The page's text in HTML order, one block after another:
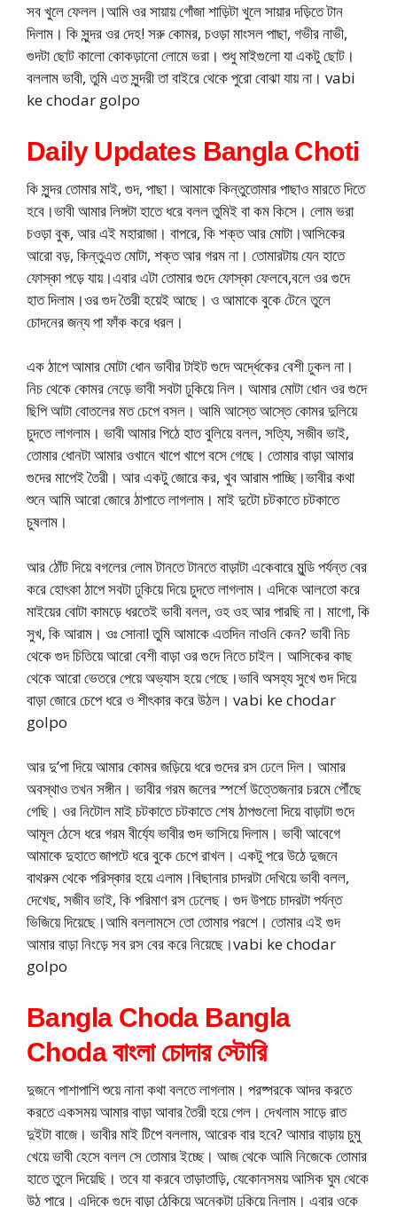
সব খুলে ফেলল।আমি ওর সায়ায় গোঁজা শাড়িটা খুলে সায়ার দড়িতে টান
দিলাম। কি সুন্দর ওর দেহ! সরু কোমর, চওড়া মাংসল পাছা, গভীর নাভী,
গুদটা ছোট কালো কোকড়ানো লোমে ভরা। শুধু মাইগুলো যা একটু ছোট।
বললাম ভাবী, তুমি এত সুন্দরী তা বাইরে থেকে পুরো বোঝা যায় না। vabi
ke chodar golpo
Daily Updates Bangla Choti
কি সুন্দর তোমার মাই, গুদ, পাছা। আমাকে কিন্তুতোমার পাছাও মারতে দিতে
হবে।ভাবী আমার লিঙ্গটা হাতে ধরে বলল তুমিই বা কম কিসে। লোম ভরা
চওড়া বুক, আর এই মহারাজা। বাপরে, কি শক্ত আর মোটা।আসিকের
আরো বড়, কিন্তুএত মোটা, শক্ত আর গরম না। তোমারটায় যেন হাতে
ফোস্কা পড়ে যায়।এবার এটা তোমার গুদে ফোস্কা ফেলবে,বলে ওর গুদে
হাত দিলাম।ওর গুদ তৈরী হয়েই আছে। ও আমাকে বুকে টেনে তুলে
চোদনের জন্য পা ফাঁক করে ধরল।
এক ঠাপে আমার মোটা ধোন ভাবীর টাইট গুদে অর্দ্ধেকের বেশী ঢুকল না।
নিচ থেকে কোমর নেড়ে ভাবী সবটা ঢুকিয়ে নিল। আমার মোটা ধোন ওর গুদে
ছিপি আটা বোতলের মত চেপে বসল। আমি আস্তে আস্তে কোমর দুলিয়ে
চুদতে লাগলাম। ভাবী আমার পিঠে হাত বুলিয়ে বলল, সত্যি, সজীব ভাই,
তোমার ধোনটা আমার ওখানে খাপে খাপে বসে গেছে। তোমার বাড়া আমার
গুদের মাপেই তৈরী। আর একটু জোরে কর, খুব আরাম পাচ্ছি।ভাবীর কথা
শুনে আমি আরো জোরে ঠাপাতে লাগলাম। মাই দুটো চটকাতে চটকাতে
চুষলাম।
আর ঠোঁট দিয়ে বগলের লোম টানতে টানতে বাড়াটা একেবারে মুন্ডি পর্যন্ত বের
করে হোৎকা ঠাপে সবটা ঢুকিয়ে দিয়ে চুদতে লাগলাম। এদিকে আলতো করে
মাইয়ের বোটা কামড়ে ধরতেই ভাবী বলল, ওহ ওহ আর পারছি না। মাগো, কি
সুখ, কি আরাম। ওঃ সোনা! তুমি আমাকে এতদিন নাওনি কেন? ভাবী নিচ
থেকে গুদ চিতিয়ে আরো বেশী বাড়া ওর গুদে নিতে চাইল। আসিকের কাছ
থেকে আরো ভেতরে পেয়ে অভ্যাস হয়ে গেছে।ভাবি অসহ্য সুখে গুদ দিয়ে
বাড়া জোরে চেপে ধরে ও শীৎকার করে উঠল। vabi ke chodar
golpo
আর দু’পা দিয়ে আমার কোমর জড়িয়ে ধরে গুদের রস ঢেলে দিল। আমার
অবস্থাও তখন সঙ্গীন। ভাবীর গরম জলের স্পর্শে উত্তেজনার চরমে পৌঁছে
গেছি। ওর নিটোল মাই চটকাতে চটকাতে শেষ ঠাপগুলো দিয়ে বাড়াটা গুদে
আমূল ঠেসে ধরে গরম বীর্য্যে ভাবীর গুদ ভাসিয়ে দিলাম। ভাবী আবেগে
আমাকে দুহাতে জাপটে ধরে বুকে চেপে রাখল। একটু পরে উঠে দুজনে
বাথরুম থেকে পরিস্কার হয়ে এলাম।বিছানার চাদরটা দেখিয়ে ভাবী বলল,
দেখেছ, সজীব ভাই, কি পরিমাণ রস ঢেলেছ। গুদ উপচে চাদরটা পর্যন্ত
ভিজিয়ে দিয়েছে।আমি বললামসে তো তোমার পরশে। তোমার এই গুদ
আমার বাড়া নিংড়ে সব রস বের করে নিয়েছে।vabi ke chodar
golpo
Bangla Choda Bangla
Choda বাংলা চোদার স্টোরি
দুজনে পাশাপাশি শুয়ে নানা কথা বলতে লাগলাম। পরষ্পরকে আদর করতে
করতে একসময় আমার বাড়া আবার তৈরী হয়ে গেল। দেখলাম সাড়ে রাত
দুইটা বাজে। ভাবীর মাই টিপে বললাম, আরেক বার হবে? আমার বাড়ায় চুমু
খেয়ে ভাবী হেসে বলল সে তোমার ইচ্ছে। আজ থেকে আমি নিজেকে তোমার
হাতে তুলে দিয়েছি। তবে যা করবে তাড়াতাড়ি, যেকোনসময় আসিক ঘুম থেকে
উঠ পারে। এদিকে গুদে বাড়া ঠেকিয়ে অনেকটা ঢুকিয়ে নিলাম। এবার ওকে